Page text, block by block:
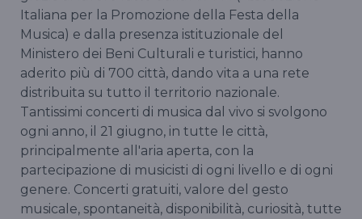
Italiana per la Promozione della Festa della
Musica) e dalla presenza istituzionale del
Ministero dei Beni Culturali e turistici, hanno
aderito più di 700 città, dando vita a una rete
distribuita su tutto il territorio nazionale.
Tantissimi concerti di musica dal vivo si svolgono
ogni anno, il 21 giugno, in tutte le città,
principalmente all'aria aperta, con la
partecipazione di musicisti di ogni livello e di ogni
genere. Concerti gratuiti, valore del gesto
musicale, spontaneità, disponibilità, curiosità, tutte